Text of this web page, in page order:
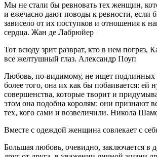
Мы не стали бы ревновать тех женщин,
и ежечасно дают поводы к ревности, если
зависело от их поступков и отношения к
сердца. Жан де Лабрюйер
Тот всюду зрит разврат, кто в нем погряз,
все желтушный глаз. Александр Поуп
Любовь, по-видимому, не ищет подлинных
более того, она их как бы побаивается: ей
совершенства, которые творит и
этом она подобна королям: они признают
тех, кого сами и возвеличили. Никола
Вместе с одеждой женщина совлекает с
Большая любовь, очевидно, заключается в